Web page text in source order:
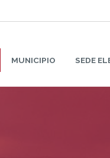
MUNICIPIO SEDE